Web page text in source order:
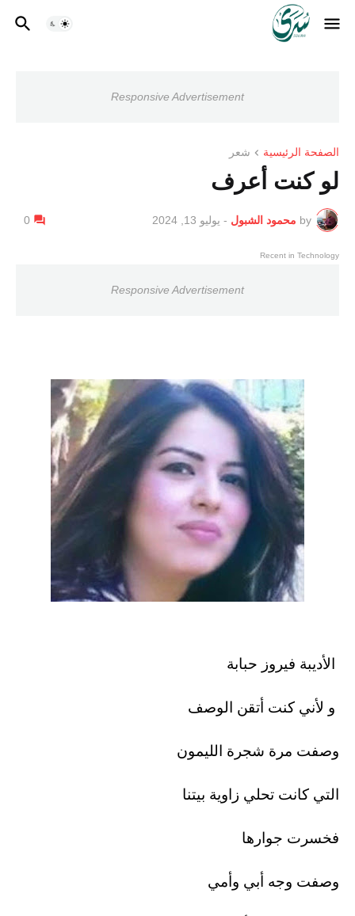
Responsive Advertisement
الصفحة الرئيسية شعر
لو كنت أعرف
by محمود الشبول - يوليو 13, 2024 0
Recent in Technology
Responsive Advertisement
الأديبة فيروز حبابة
و لأني كنت أتقن الوصف
وصفت مرة شجرة الليمون
التي كانت تحلي زاوية بيتنا
فخسرت جوارها
وصفت وجه أبي وأمي